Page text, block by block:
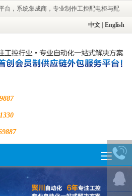
台，系统集成商，专业制作工控配电柜与配
中文 English
Toggle
navigation